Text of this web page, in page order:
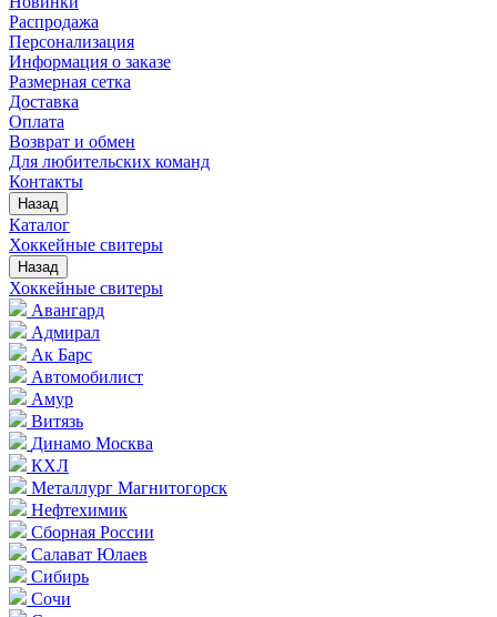
Распродажа
Персонализация
Информация о заказе
Размерная сетка
Доставка
Оплата
Возврат и обмен
Для любительских команд
Контакты
Назад
Каталог
Хоккейные свитеры
Назад
Хоккейные свитеры
Авангард
Адмирал
Ак Барс
Автомобилист
Амур
Витязь
Динамо Москва
КХЛ
Металлург Магнитогорск
Нефтехимик
Сборная России
Салават Юлаев
Сибирь
Сочи